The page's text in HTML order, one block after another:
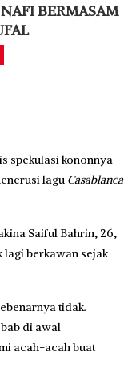
BERMASAM
spekulasi kononnya
lagu Casablanca
Saiful Bahrin, 26,
lagi berkawan sejak
tidak.
di awal
acah-acah buat